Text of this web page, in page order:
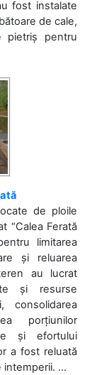
fost instalate
de cale,
pietriș pentru
de ploile
“Calea Ferată
limitarea
și reluarea
au lucrat
și resurse
consolidarea
porțiunilor
și efortului
a fost reluată
...